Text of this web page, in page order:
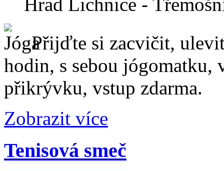
Přijďte si zacvičit,
hodin, s sebou jógomatku,
přikrývku, vstup zdarma.
Zobrazit více
Tenisová smeč